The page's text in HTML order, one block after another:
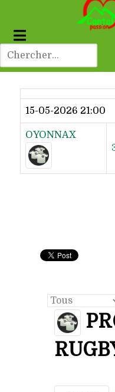
Dernier
15-05-2026 21:00
OYONNAX